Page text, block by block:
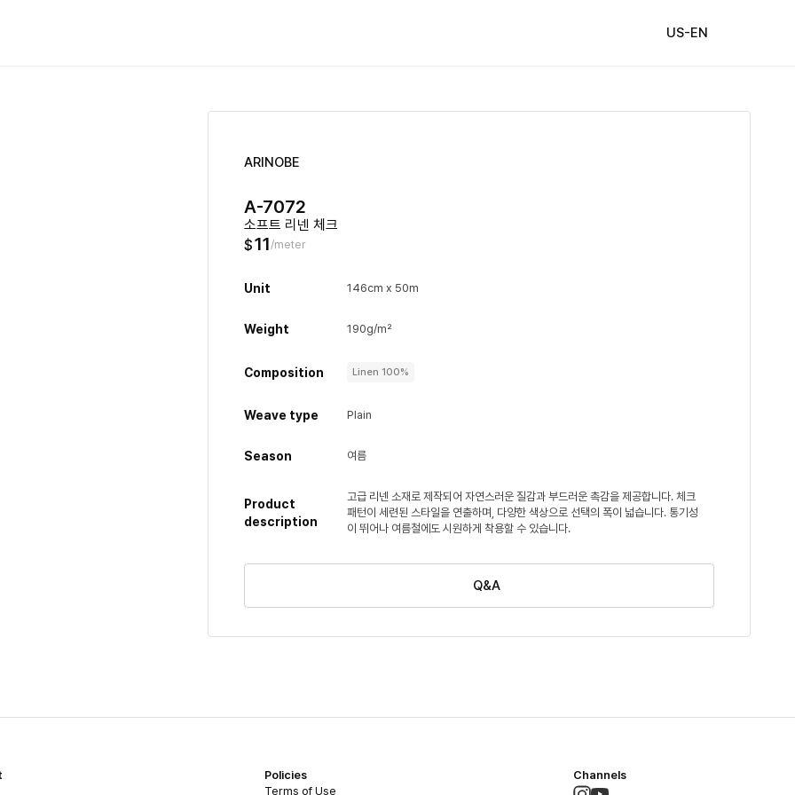
US-EN
ARINOBE
A-7072
소프트 리넨 체크
$11/meter
Unit 146cm x 50m
Weight 190g/m²
Composition Linen 100%
Weave type Plain
Season 여름
Product
description
고급 리넨 소재로 제작되어 자연스러운 질감과 부드러운 촉감을 제공합니다. 체크
패턴이 세련된 스타일을 연출하며, 다양한 색상으로 선택의 폭이 넓습니다. 통기성
이 뛰어나 여름철에도 시원하게 착용할 수 있습니다.
Q&A
Policies
Terms of Use
Channels